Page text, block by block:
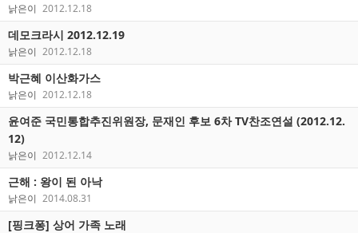
낡은이 2012.12.18
데모크라시 2012.12.19
낡은이 2012.12.18
박근혜 이산화가스
낡은이 2012.12.18
윤여준 국민통합추진위원장, 문재인 후보 6차 TV찬조연설 (2012.12.
12)
낡은이 2012.12.14
근해 : 왕이 된 아낙
낡은이 2014.08.31
[핑크퐁] 상어 가족 노래